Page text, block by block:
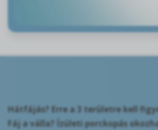
Hátfájás? Erre a 3 területre kell
Fáj a válla? Ízületi porckopás